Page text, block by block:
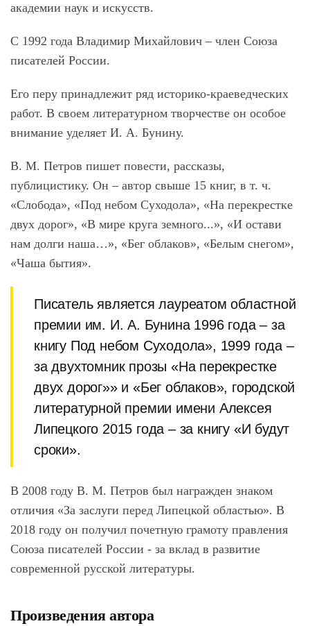
академии наук и искусств.
С 1992 года Владимир Михайлович – член Союза
писателей России.
Его перу принадлежит ряд историко-краеведческих
работ. В своем литературном творчестве он особое
внимание уделяет И. А. Бунину.
В. М. Петров пишет повести, рассказы,
публицистику. Он – автор свыше 15 книг, в т. ч.
«Слобода», «Под небом Суходола», «На перекрестке
двух дорог», «В мире круга земного...», «И остави
нам долги наша…», «Бег облаков», «Белым снегом»,
«Чаша бытия».
Писатель является лауреатом областной
премии им. И. А. Бунина 1996 года – за
книгу Под небом Суходола», 1999 года –
за двухтомник прозы «На перекрестке
двух дорог»» и «Бег облаков», городской
литературной премии имени Алексея
Липецкого 2015 года – за книгу «И будут
сроки».
В 2008 году В. М. Петров был награжден знаком
отличия «За заслуги перед Липецкой областью». В
2018 году он получил почетную грамоту правления
Союза писателей России - за вклад в развитие
современной русской литературы.
Произведения автора